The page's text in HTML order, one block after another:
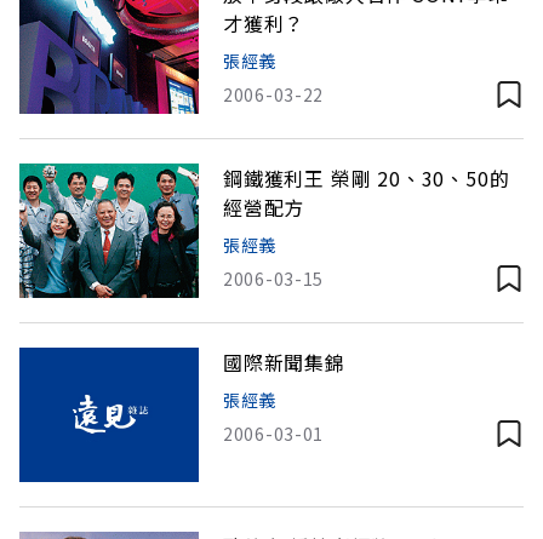
才獲利？
張經義
2006-03-22
鋼鐵獲利王 榮剛 20、30、50的
經營配方
張經義
2006-03-15
國際新聞集錦
張經義
2006-03-01